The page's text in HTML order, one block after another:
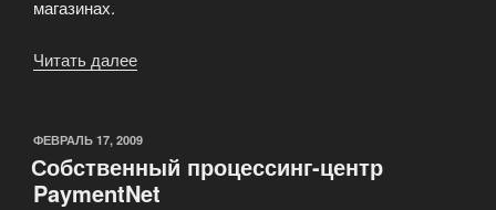
магазинах.
Читать далее
других
платежных
систем»
ОПУБЛИКОВАНО
ФЕВРАЛЬ 17, 2009
Собственный процессинг-центр
PaymentNet